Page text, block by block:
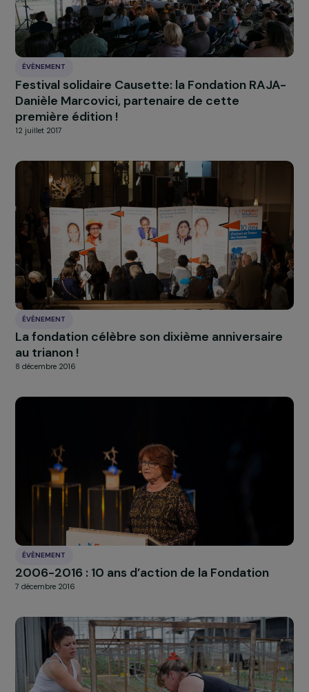
ÉVÈNEMENT
Cérémonie des Fondation RAJA Women’s
Awards 2018, une cérémonie solidaire et
engagée en faveur des femmes
28 novembre 2018
ÉVÈNEMENT
Retour sur les lauréats de la cérémonie des
Fondation RAJA Women’s Awards 2018
Festival solidaire Causette: la Fondation
Danièle Marcovici, partenaire de cette
première édition !
12 juillet 2017